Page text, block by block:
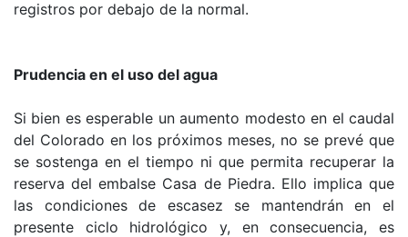
registros por debajo de la normal.
Prudencia en el uso del agua
Si bien es esperable un aumento modesto en el caudal
del Colorado en los próximos meses, no se prevé que
se sostenga en el tiempo ni que permita recuperar la
reserva del embalse Casa de Piedra. Ello implica que
las condiciones de escasez se mantendrán en el
presente ciclo hidrológico y, en consecuencia, es